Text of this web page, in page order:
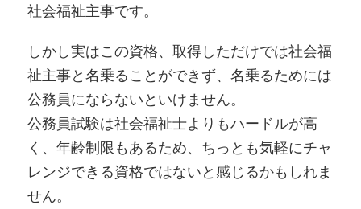
社会福祉主事です。
しかし実はこの資格、取得しただけでは社会福
祉主事と名乗ることができず、名乗るためには
公務員にならないといけません。
公務員試験は社会福祉士よりもハードルが高
く、年齢制限もあるため、ちっとも気軽にチャ
レンジできる資格ではないと感じるかもしれま
せん。